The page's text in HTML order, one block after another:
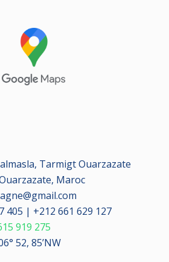
Tarmigt Ouarzazate
Maroc
405 | +212 661 629 127
919 275
52, 85’NW